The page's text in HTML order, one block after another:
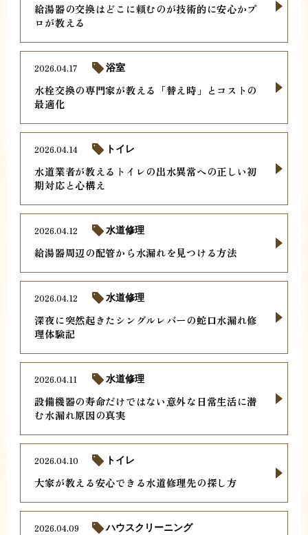
給湯器の交換はどこに頼むのが技術的に安心かプ
ロが教える
水栓交換の専門家が教える「替え時」とコストの
最適化
2026.04.17 浴室
水道業者が教えるトイレの出水異常への正しい初
期対応と心構え
2026.04.14 トイレ
給湯器周辺の配管から水漏れを見つける方法
2026.04.12 水道修理
深夜に突然起きたシングルレバーの蛇口水漏れ修
理体験記
2026.04.12 水道修理
設備機器の寿命だけではない意外な日常生活に潜
む水漏れ原因の真実
2026.04.11 水道修理
大家が教える安心できる水道修理先の探し方
2026.04.10 トイレ
2026.04.09 ハウスクリーニング